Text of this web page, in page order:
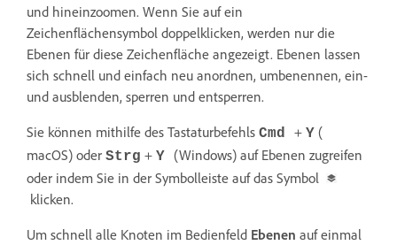
und hineinzoomen. Wenn Sie auf ein
Zeichenflächensymbol doppelklicken, werden nur die
Ebenen für diese Zeichenfläche angezeigt. Ebenen lassen
sich schnell und einfach neu anordnen, umbenennen, ein-
und ausblenden, sperren und entsperren.
Sie können mithilfe des Tastaturbefehls Cmd + Y (
macOS) oder Strg + Y (Windows) auf Ebenen zugreifen
oder indem Sie in der Symbolleiste auf das Symbol
klicken.
Um schnell alle Knoten im Bedienfeld Ebenen auf einmal